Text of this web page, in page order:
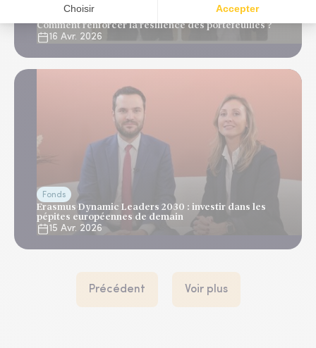
Fonds
Comment renforcer la résilience des portefeuilles ?
16 Avr. 2026
Fonds
Erasmus Dynamic Leaders 2030 : investir dans les
pépites européennes de demain
15 Avr. 2026
Précédent Voir plus